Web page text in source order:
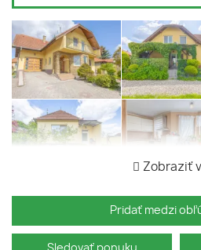
Zobraziť
Pridať medzi